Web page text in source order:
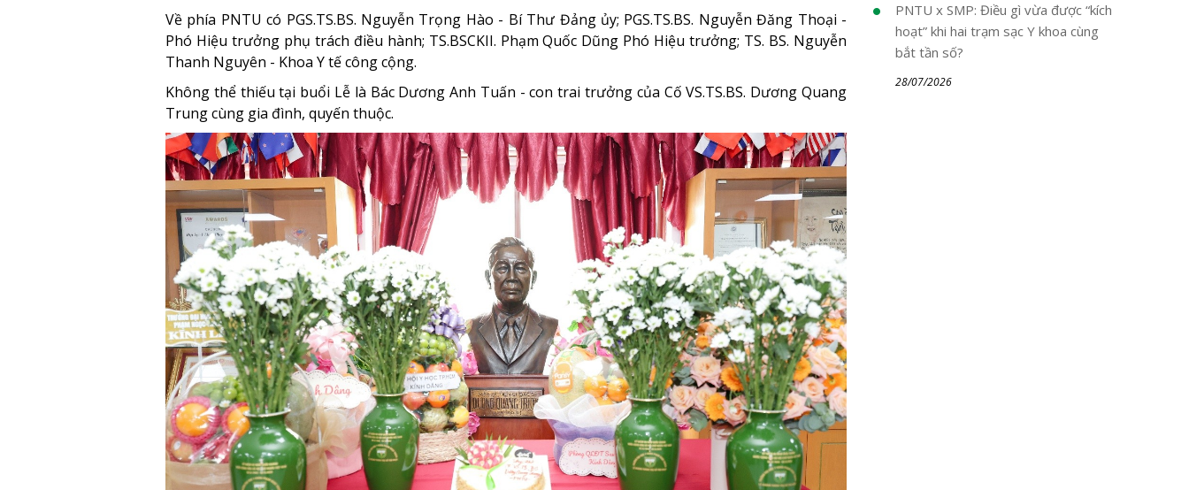
Về phía PNTU có PGS.TS.BS. Nguyễn Trọng Hào - Bí Thư Đảng ủy; PGS.TS.BS. Nguyễn Đăng Thoại -
Phó Hiệu trưởng phụ trách điều hành; TS.BSCKII. Phạm Quốc Dũng Phó Hiệu trưởng; TS. BS. Nguyễn
Thanh Nguyên - Khoa Y tế công cộng.
Không thể thiếu tại buổi Lễ là Bác Dương Anh Tuấn - con trai trưởng của Cố VS.TS.BS. Dương Quang
Trung cùng gia đình, quyến thuộc.
PNTU x SMP: Điều gì vừa được “kích
hoạt” khi hai trạm sạc Y khoa cùng
bắt tần số?
28/07/2026